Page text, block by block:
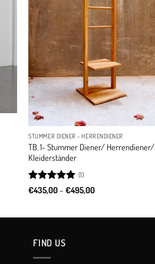
STUMMER DIENER - HERRENDIENER
TB. 1- Stummer Diener/ Herrendiener/
Kleiderständer
Rated5
(1)
€435,00– €495,00Price
FIND US